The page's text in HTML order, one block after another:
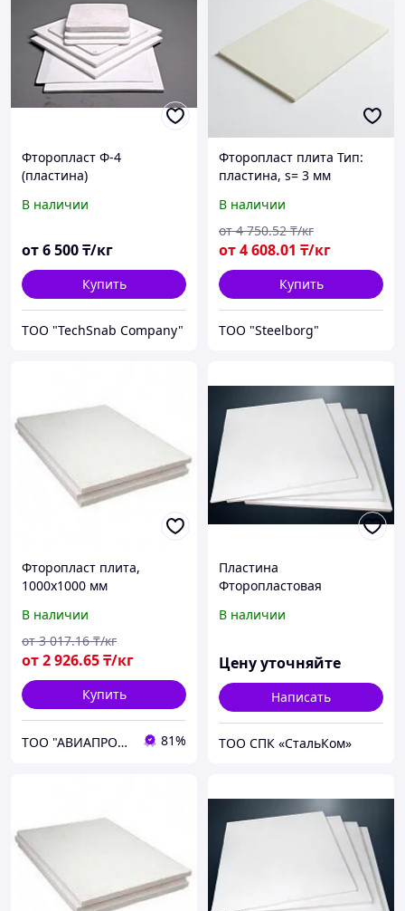
Фторопласт Ф-4
(пластина)
В наличии
от6 500₸/кг
Купить
TOO "TechSnab Company"
Фторопласт плита Тип:
пластина, s= 3 мм
В наличии
от4 608.01 ₸/кг
от 4 750.52 ₸/кг
Купить
ТОО "Steelborg"
Фторопласт плита,
1000х1000 мм
В наличии
от2 926.65₸/кг
от 3 017.16 ₸/кг
Купить
ТОО "АВИАПРОМСТАЛЬ" 81%
Пластина
Фторопластовая
В наличии
Цену уточняйте
Написать
ТОО СПК «СтальКом»